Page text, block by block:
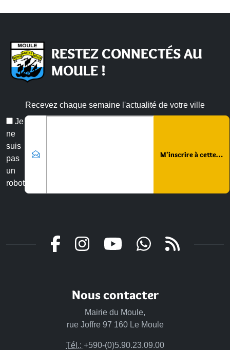
RESTEZ CONNECTÉS AU
MOULE !
Recevez chaque semaine l'actualité de votre ville
Je
ne
suis
pas
un
robot
Veuillez laisser ce champ vide :
Email
Nous contacter
Mairie du Moule,
rue Joffre 97 160 Le Moule
Tél.: +590-(0)5.90.23.09.00